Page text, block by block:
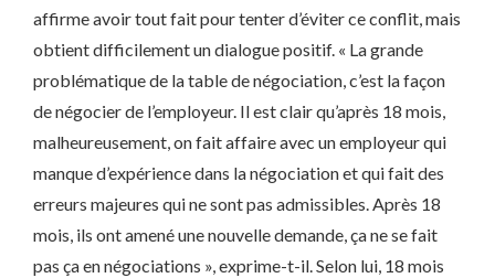
affirme avoir tout fait pour tenter d’éviter ce conflit, mais
obtient difficilement un dialogue positif. « La grande
problématique de la table de négociation, c’est la façon
de négocier de l’employeur. Il est clair qu’après 18 mois,
malheureusement, on fait affaire avec un employeur qui
manque d’expérience dans la négociation et qui fait des
erreurs majeures qui ne sont pas admissibles. Après 18
mois, ils ont amené une nouvelle demande, ça ne se fait
pas ça en négociations », exprime-t-il. Selon lui, 18 mois